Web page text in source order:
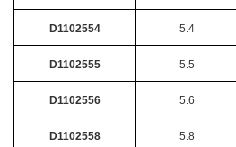
D1102554 5.4
D1102555 5.5
D1102556 5.6
D1102558 5.8